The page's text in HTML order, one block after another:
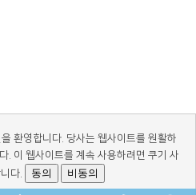
환영합니다. 당사는 웹사이트를 원활하
. 이 웹사이트를 계속 사용하려면 쿠기 사
다.
동의 비동의